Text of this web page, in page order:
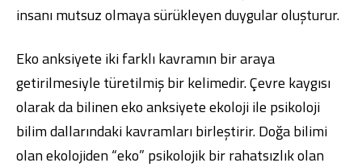
insanı mutsuz olmaya sürükleyen duygular oluşturur.
Eko anksiyete iki farklı kavramın bir araya
getirilmesiyle türetilmiş bir kelimedir. Çevre kaygısı
olarak da bilinen eko anksiyete ekoloji ile psikoloji
bilim dallarındaki kavramları birleştirir. Doğa bilimi
olan ekolojiden “eko” psikolojik bir rahatsızlık olan